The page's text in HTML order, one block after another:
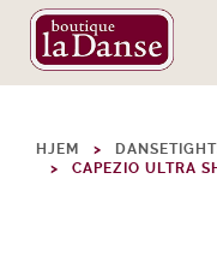
HJEM
CAPEZIO ULTRA